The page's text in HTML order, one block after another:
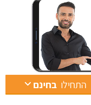
התחילובחינם